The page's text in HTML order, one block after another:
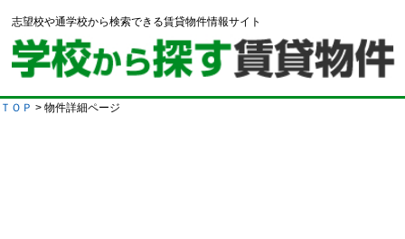
志望校や通学校から検索できる賃貸物件情報サイト
ＴＯＰ > 物件詳細ページ